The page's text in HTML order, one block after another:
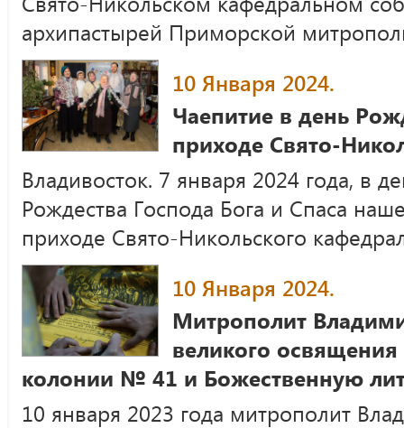
архипастырей Приморской
10 Января 2024.
Чаепитие в день
приходе Свято-
Владивосток. 7 января 2024 года, в
Рождества Господа Бога и Спаса
приходе Свято-Никольского
10 Января 2024.
Митрополит
великого
колонии № 41 и Божественную
10 января 2023 года митрополит